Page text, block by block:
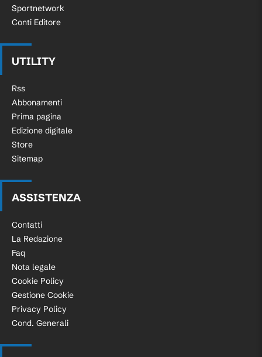
Sportnetwork
Conti Editore
UTILITY
Rss
Abbonamenti
Prima pagina
Edizione digitale
Store
Sitemap
ASSISTENZA
Contatti
La Redazione
Faq
Nota legale
Cookie Policy
Gestione Cookie
Privacy Policy
Cond. Generali